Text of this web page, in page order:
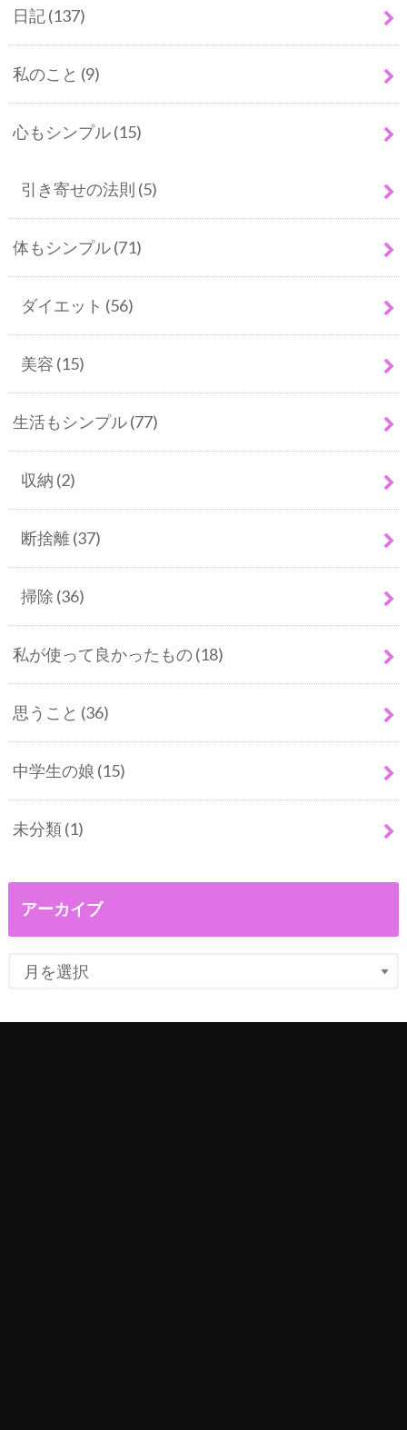
日記(137)
私のこと (9)
心もシンプル(15)
引き寄せの法則 (5)
体もシンプル(71)
ダイエット (56)
美容 (15)
生活もシンプル(77)
収納 (2)
断捨離(37)
掃除 (36)
私が使って良かったもの(18)
思うこと (36)
中学生の娘 (15)
未分類(1)
アーカイブ